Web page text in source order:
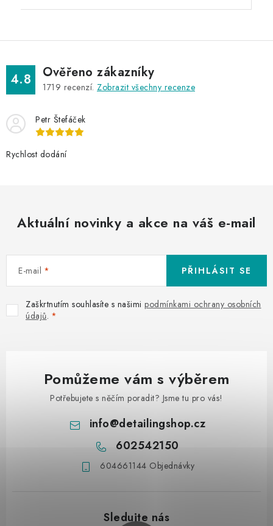
4.8 Ověřeno zákazníky
1719 recenzí. Zobrazit všechny recenze
Petr Štefáček
Rychlost dodání
Aktuální novinky a akce na váš e-mail
E-mail
Zaškrtnutím souhlasíte s našimi podmínkami ochrany osobních
údajů.
PŘIHLÁSIT SE
Pomůžeme vám s výběrem
Potřebujete s něčím poradit? Jsme tu pro vás!
info@detailingshop.cz
602542150
604661144 Objednávky